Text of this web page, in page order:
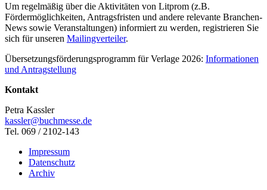
Um regelmäßig über die Aktivitäten von Litprom (z.B.
Fördermöglichkeiten, Antragsfristen und andere relevante Branchen-
News sowie Veranstaltungen) informiert zu werden, registrieren Sie
sich für unseren Mailingverteiler.
Übersetzungsförderungsprogramm für Verlage 2026: Informationen
und Antragstellung
Kontakt
Petra Kassler
kassler@buchmesse.de
Tel. 069 / 2102-143
Impressum
Datenschutz
Archiv